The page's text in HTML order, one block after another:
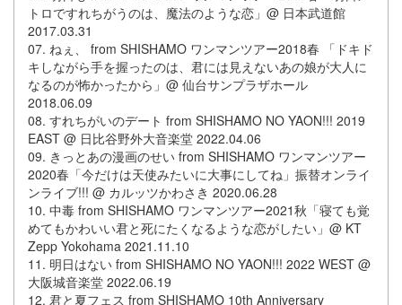
トロですれちがうのは、魔法のような恋」@ 日本武道館
2017.03.31
07. ねぇ、 from SHISHAMO ワンマンツアー2018春 「ドキド
キしながら手を握ったのは、君には見えないあの娘が大人に
なるのが怖かったから」@ 仙台サンプラザホール
2018.06.09
08. すれちがいのデート from SHISHAMO NO YAON!!! 2019
EAST @ 日比谷野外大音楽堂 2022.04.06
09. きっとあの漫画のせい from SHISHAMO ワンマンツアー
2020春「今だけは天使みたいに大事にしてね」振替オンライ
ンライブ!!! @ カルッツかわさき 2020.06.28
10. 中毒 from SHISHAMO ワンマンツアー2021秋「寝ても覚
めてもかわいい君と死にたくなるような恋がしたい」@ KT
Zepp Yokohama 2021.11.10
11. 明日はない from SHISHAMO NO YAON!!! 2022 WEST @
大阪城音楽堂 2022.06.19
12. 君と夏フェス from SHISHAMO 10th Anniversary